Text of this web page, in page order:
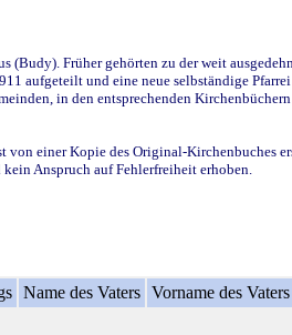
Früher gehörten zu der weit
aufgeteilt und eine neue selbständige
in den entsprechenden
einer Kopie des Original-Kirchenbuches
Anspruch auf Fehlerfreiheit erhoben.
Name des Vaters Vorname des Vaters